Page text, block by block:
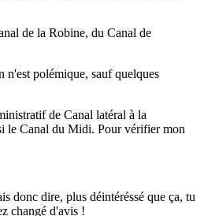
de la Robine, du Canal de
n'est polémique, sauf quelques
de Canal latéral à la
le Canal du Midi. Pour vérifier mon
donc dire, plus déintéréssé que ça, tu
changé d'avis !